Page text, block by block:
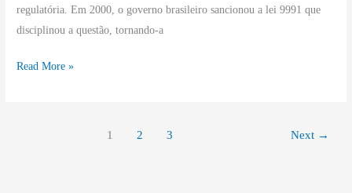
regulatória. Em 2000, o governo brasileiro sancionou a lei 9991 que
disciplinou a questão, tornando-a
de
Valor
as
Read More »
1 2 3 Next →